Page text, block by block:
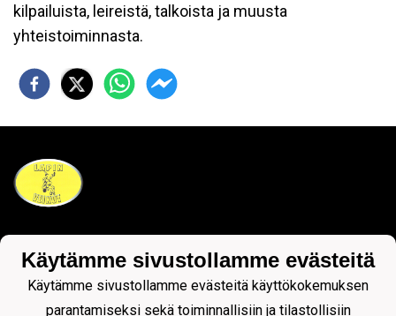
kilpailuista, leireistä, talkoista ja muusta
yhteistoiminnasta.
Käytämme sivustollamme evästeitä
Käytämme sivustollamme evästeitä käyttökokemuksen
parantamiseksi sekä toiminnallisiin ja tilastollisiin